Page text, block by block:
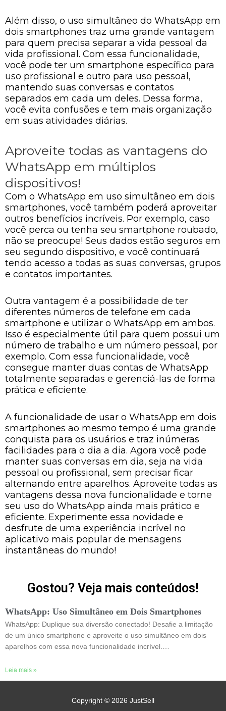
Além disso, o uso simultâneo do WhatsApp em
dois smartphones traz uma grande vantagem
para quem precisa separar a vida pessoal da
vida profissional. Com essa funcionalidade,
você pode ter um smartphone específico para
uso profissional e outro para uso pessoal,
mantendo suas conversas e contatos
separados em cada um deles. Dessa forma,
você evita confusões e tem mais organização
em suas atividades diárias.
Aproveite todas as vantagens do
WhatsApp em múltiplos
dispositivos!
Com o WhatsApp em uso simultâneo em dois
smartphones, você também poderá aproveitar
outros benefícios incríveis. Por exemplo, caso
você perca ou tenha seu smartphone roubado,
não se preocupe! Seus dados estão seguros em
seu segundo dispositivo, e você continuará
tendo acesso a todas as suas conversas, grupos
e contatos importantes.
Outra vantagem é a possibilidade de ter
diferentes números de telefone em cada
smartphone e utilizar o WhatsApp em ambos.
Isso é especialmente útil para quem possui um
número de trabalho e um número pessoal, por
exemplo. Com essa funcionalidade, você
consegue manter duas contas de WhatsApp
totalmente separadas e gerenciá-las de forma
prática e eficiente.
A funcionalidade de usar o WhatsApp em dois
smartphones ao mesmo tempo é uma grande
conquista para os usuários e traz inúmeras
facilidades para o dia a dia. Agora você pode
manter suas conversas em dia, seja na vida
pessoal ou profissional, sem precisar ficar
alternando entre aparelhos. Aproveite todas as
vantagens dessa nova funcionalidade e torne
seu uso do WhatsApp ainda mais prático e
eficiente. Experimente essa novidade e
desfrute de uma experiência incrível no
aplicativo mais popular de mensagens
instantâneas do mundo!
Gostou? Veja mais conteúdos!
WhatsApp: Uso Simultâneo em Dois Smartphones
WhatsApp: Duplique sua diversão conectado! Desafie a limitação
de um único smartphone e aproveite o uso simultâneo em dois
aparelhos com essa nova funcionalidade incrível.…
Leia mais »
Copyright © 2026 JustSell